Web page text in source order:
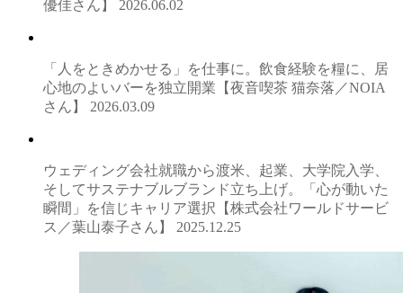
優佳さん】 2026.06.02
「人をときめかせる」を仕事に。飲食経験を糧に、居
心地のよいバーを独立開業【夜音喫茶 猫奈落／NOIA
さん】 2026.03.09
ウェディング会社就職から渡米、起業、大学院入学、
そしてサステナブルブランド立ち上げ。「心が動いた
瞬間」を信じキャリア選択【株式会社ワールドサービ
ス／葉山泰子さん】 2025.12.25